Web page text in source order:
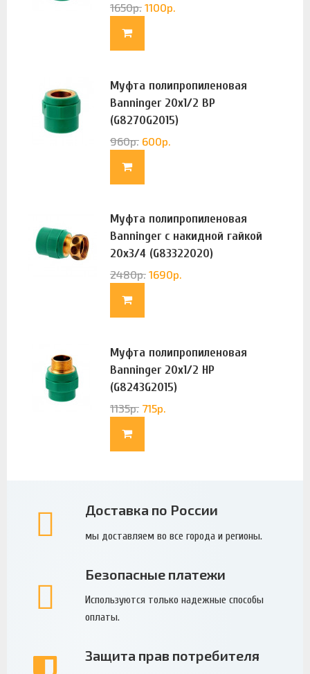
1650р. 1100р.
Муфта полипропиленовая
Banninger 20х1/2 ВР
(G8270G2015)
960р. 600р.
Муфта полипропиленовая
Banninger с накидной гайкой
20х3/4 (G83322020)
2480р. 1690р.
Муфта полипропиленовая
Banninger 20х1/2 НР
(G8243G2015)
1135р. 715р.
Доставка по России
мы доставляем во все города и регионы.
Безопасные платежи
Используются только надежные способы
оплаты.
Защита прав потребителя